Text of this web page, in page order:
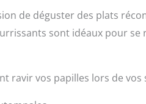
de déguster des plats
sont idéaux pour
ravir vos papilles lors de